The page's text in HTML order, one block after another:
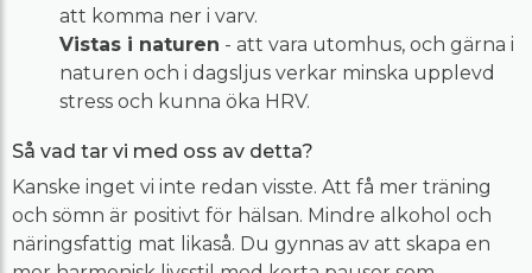
att komma ner i varv.
Vistas i naturen - att vara utomhus, och gärna i
naturen och i dagsljus verkar minska upplevd
stress och kunna öka HRV.
Så vad tar vi med oss av detta?
Kanske inget vi inte redan visste. Att få mer träning
och sömn är positivt för hälsan. Mindre alkohol och
näringsfattig mat likaså. Du gynnas av att skapa en